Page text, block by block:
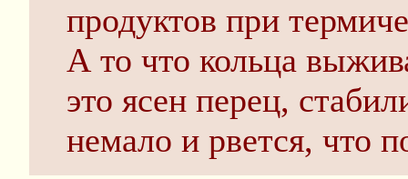
продуктов при
А то что кольца
это ясен перец,
немало и рвется, что